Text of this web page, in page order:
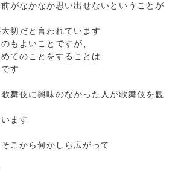
がなかなか思い出せないということが
切だと言われています
もよいことですが、
てのことをすることは
す
舞伎に興味のなかった人が歌舞伎を観
ます
こから何かしら広がって